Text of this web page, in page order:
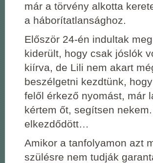
már a törvény alkotta
a háborítatlansághoz.
Először 24-én indultak
kiderült, hogy csak jóslók
kiírva, de Lili nem akart
beszélgetni kezdtünk,
felől érkező nyomást, már
kértem őt, segítsen
elkezdődött…
Amikor a tanfolyamon azt
szülésre nem tudják